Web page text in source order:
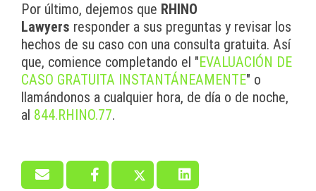
Por último, dejemos que RHINO
Lawyers responder a sus preguntas y revisar los
hechos de su caso con una consulta gratuita. Así
que, comience completando el "EVALUACIÓN DE
CASO GRATUITA INSTANTÁNEAMENTE" o
llamándonos a cualquier hora, de día o de noche,
al 844.RHINO.77.